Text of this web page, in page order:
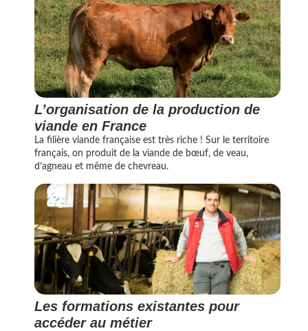
L’organisation de la production de
viande en France
La filière viande française est très riche ! Sur le territoire
français, on produit de la viande de bœuf, de veau,
d’agneau et même de chevreau.
Les formations existantes pour
accéder au métier